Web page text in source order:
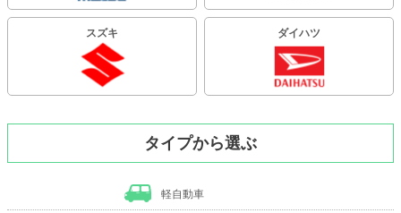
スズキ ダイハツ
タイプから選ぶ
軽自動車